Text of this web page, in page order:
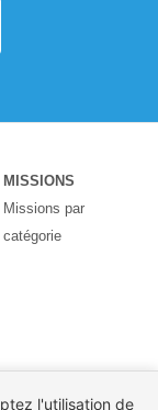
MISSIONS
Missions par
catégorie
l'utilisation de